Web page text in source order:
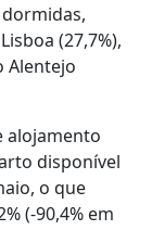
(27,7%),
Alentejo
alojamento
disponível
o que
(-90,4% em